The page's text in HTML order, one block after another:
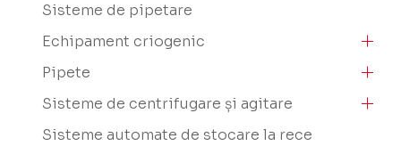
Sisteme de pipetare
Echipament criogenic
Pipete
Sisteme de centrifugare și agitare
Sisteme automate de stocare la rece